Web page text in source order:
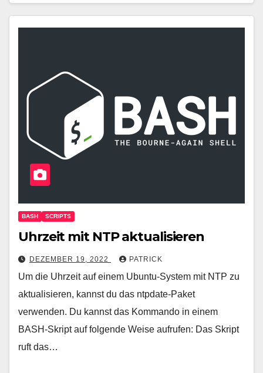
BASH SCRIPTS
Uhrzeit mit NTP aktualisieren
DEZEMBER 19, 2022 PATRICK
Um die Uhrzeit auf einem Ubuntu-System mit NTP zu
aktualisieren, kannst du das ntpdate-Paket
verwenden. Du kannst das Kommando in einem
BASH-Skript auf folgende Weise aufrufen: Das Skript
ruft das…